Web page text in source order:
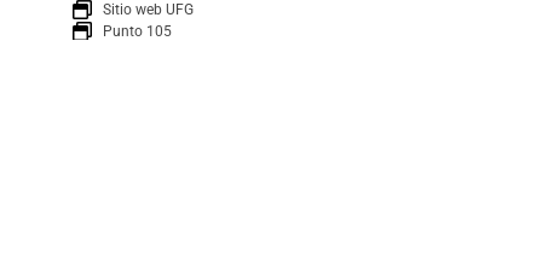
Sitio web UFG
Punto 105